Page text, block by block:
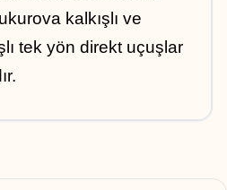
kalkışlı ve
tek yön direkt uçuşlar